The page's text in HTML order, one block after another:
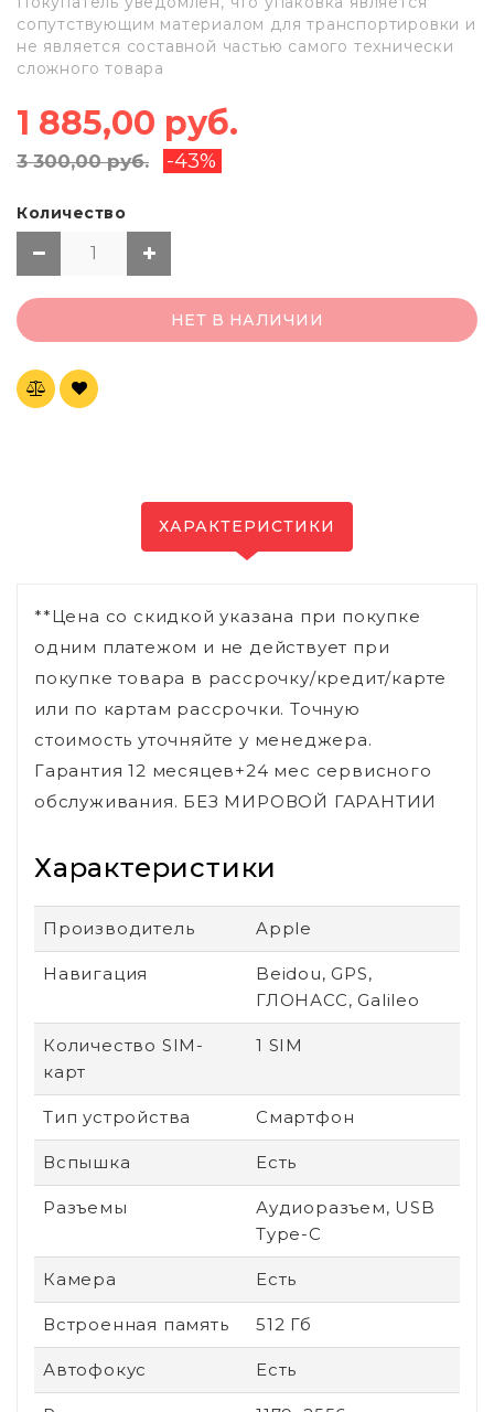
сопутствующим материалом для транспортировки и
не является составной частью самого технически
сложного товара
1 885,00 руб.
3 300,00 руб. -43%
Количество
НЕТ В НАЛИЧИИ
ХАРАКТЕРИСТИКИ
**Цена со скидкой указана при покупке
одним платежом и не действует при
покупке товара в рассрочку/кредит/карте
или по картам рассрочки. Точную
стоимость уточняйте у менеджера.
Гарантия 12 месяцев+24 мес сервисного
обслуживания. БЕЗ МИРОВОЙ ГАРАНТИИ
Характеристики
Производитель Apple
Навигация
Beidou, GPS,
ГЛОНАСС, Galileo
Количество SIM-
карт
1 SIM
Тип устройства Смартфон
Вспышка Есть
Разъемы
Аудиоразъем, USB
Type-C
Камера Есть
Встроенная память 512 Гб
Автофокус Есть